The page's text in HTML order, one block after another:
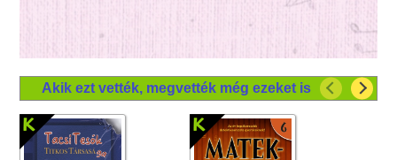
Akik ezt vették, megvették még ezeket is